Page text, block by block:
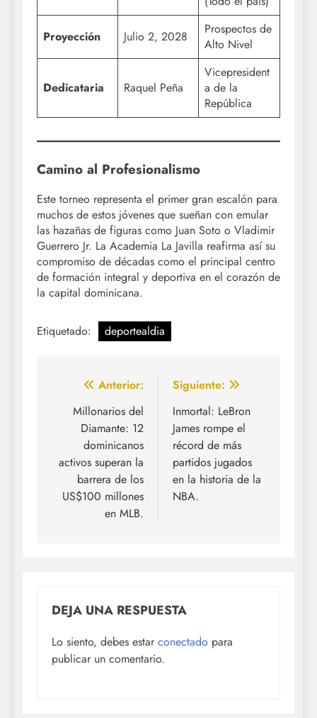
Proyección Julio 2, 2028
Prospectos de
Alto Nivel
Dedicataria Raquel Peña
Vicepresident
a de la
República
Camino al Profesionalismo
Este torneo representa el primer gran escalón para
muchos de estos jóvenes que sueñan con emular
las hazañas de figuras como Juan Soto o Vladimir
Guerrero Jr. La Academia La Javilla reafirma así su
compromiso de décadas como el principal centro
de formación integral y deportiva en el corazón de
la capital dominicana.
Etiquetado: deportealdia
Navegación
entradas
Anterior:
Millonarios del
Diamante: 12
dominicanos
activos superan la
barrera de los
US$100 millones
en MLB.
Siguiente:
Inmortal: LeBron
James rompe el
récord de más
partidos jugados
en la historia de la
NBA.
DEJA UNA RESPUESTA
Lo siento, debes estar conectado para
publicar un comentario.